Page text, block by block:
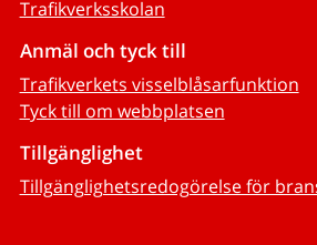
Trafikverksskolan
Anmäl och tyck till
Trafikverkets visselblåsarfunktion
Tyck till om webbplatsen
Tillgänglighet
Tillgänglighetsredogörelse för